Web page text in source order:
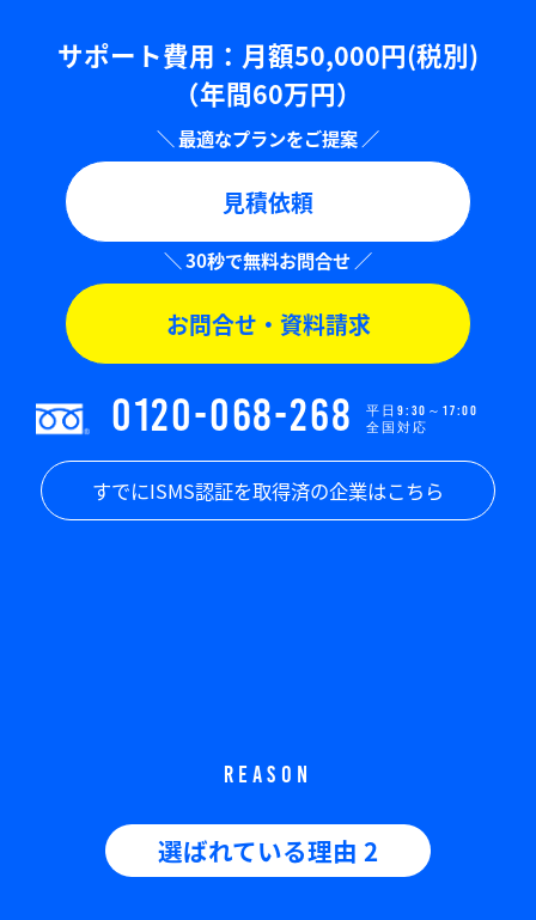
サポート費用：⽉額50,000円(税別)
（年間60万円）
見積依頼
お問合せ・資料請求
0120-068-268
平日9:30～17:00
全国対応
すでにISMS認証を取得済の企業はこちら
REASON
選ばれている理由 2